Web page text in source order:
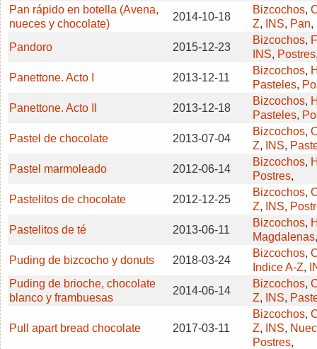
Pan rápido en botella (Avena,
nueces y chocolate)
2014-10-18
Bizcochos,
Z, INS, Pan,
Pandoro
2015-12-23
Bizcochos,
INS, Postres
Panettone. Acto I
2013-12-11
Bizcochos,
Pasteles,
Panettone. Acto II
2013-12-18
Bizcochos,
Pasteles,
Pastel de chocolate
2013-07-04
Bizcochos,
Z, INS,
Pastel marmoleado
2012-06-14
Bizcochos,
Postres,
Pastelitos de chocolate
2012-12-25
Bizcochos,
Z, INS,
Pastelitos de té
2013-06-11
Bizcochos,
Magdalenas
Puding de bizcocho y donuts
2018-03-24
Bizcochos,
Indice A-Z,
Puding de brioche, chocolate
blanco y frambuesas
2014-06-14
Bizcochos,
Z, INS,
Pull apart bread chocolate 2017-03-11
Bizcochos,
Z, INS,
Postres,